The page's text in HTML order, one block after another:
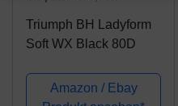
Triumph BH Ladyform
Soft WX Black 80D
Amazon / Ebay